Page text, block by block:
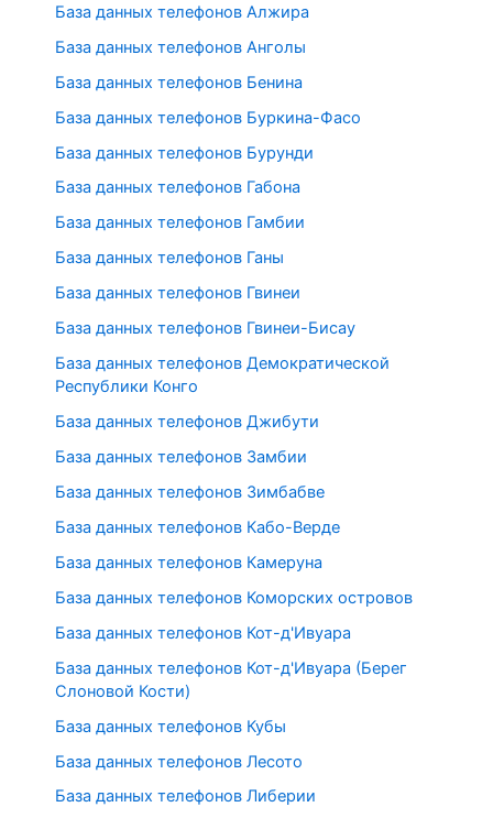
База данных телефонов Алжира
База данных телефонов Анголы
База данных телефонов Бенина
База данных телефонов Буркина-Фасо
База данных телефонов Бурунди
База данных телефонов Габона
База данных телефонов Гамбии
База данных телефонов Ганы
База данных телефонов Гвинеи
База данных телефонов Гвинеи-Бисау
База данных телефонов Демократической
Республики Конго
База данных телефонов Джибути
База данных телефонов Замбии
База данных телефонов Зимбабве
База данных телефонов Кабо-Верде
База данных телефонов Камеруна
База данных телефонов Коморских островов
База данных телефонов Кот-д'Ивуара
База данных телефонов Кот-д'Ивуара (Берег
Слоновой Кости)
База данных телефонов Кубы
База данных телефонов Лесото
База данных телефонов Либерии